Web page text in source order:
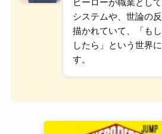
ヒーローが職業とし
システムや、世論の
描かれていて、「も
したら」という世界
す。